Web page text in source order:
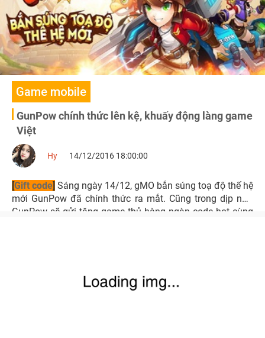
Game mobile
GunPow chính thức lên kệ, khuấy động làng game
Việt
Hy 14/12/2016 18:00:00
[Gift code] Sáng ngày 14/12, gMO bắn súng toạ độ thế hệ
mới GunPow đã chính thức ra mắt. Cũng trong dịp này,
GunPow sẽ gửi tặng game thủ hàng ngàn code hot cùng